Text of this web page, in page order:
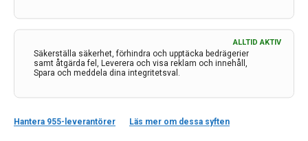
Säkerställa säkerhet, förhindra och upptäcka bedrägerier
samt åtgärda fel, Leverera och visa reklam och innehåll,
Spara och meddela dina integritetsval.
ALLTID AKTIV
Hantera 955-leverantörer Läs mer om dessa syften